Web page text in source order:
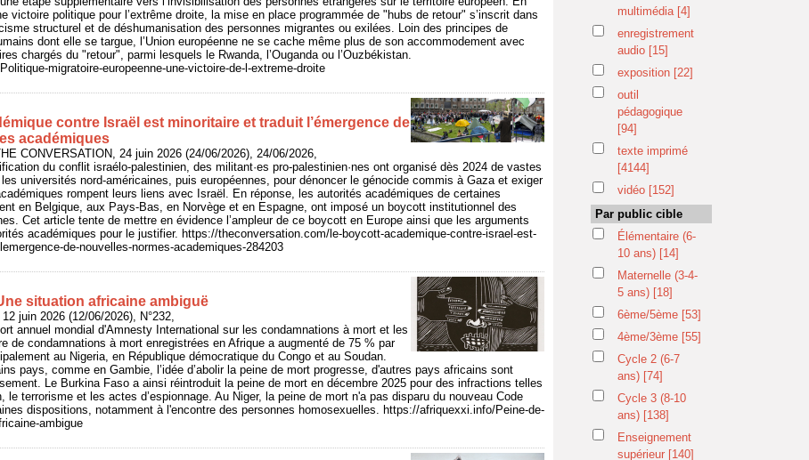
victoire politique pour l’extrême droite, la mise en place programmée de "hubs de retour" s’inscrit dans
structurel et de déshumanisation des personnes migrantes ou exilées. Loin des principes de
dont elle se targue, l’Union européenne ne se cache même plus de son accommodement avec
chargés du "retour", parmi lesquels le Rwanda, l’Ouganda ou l’Ouzbékistan.
migratoire-europeenne-une-victoire-de-l-extreme-droite
contre Israël est minoritaire et traduit l’émergence de
académiques
CONVERSATION, 24 juin 2026 (24/06/2026), 24/06/2026,
du conflit israélo-palestinien, des militant·es pro-palestinien·nes ont organisé dès 2024 de vastes
universités nord-américaines, puis européennes, pour dénoncer le génocide commis à Gaza et exiger
rompent leurs liens avec Israël. En réponse, les autorités académiques de certaines
en Belgique, aux Pays-Bas, en Norvège et en Espagne, ont imposé un boycott institutionnel des
Cet article tente de mettre en évidence l’ampleur de ce boycott en Europe ainsi que les arguments
académiques pour le justifier. https://theconversation.com/le-boycott-academique-contre-israel-est-
de-nouvelles-normes-academiques-284203
situation africaine ambiguë
juin 2026 (12/06/2026), N°232,
annuel mondial d'Amnesty International sur les condamnations à mort et les
de condamnations à mort enregistrées en Afrique a augmenté de 75 % par
au Nigeria, en République démocratique du Congo et au Soudan.
pays, comme en Gambie, l’idée d’abolir la peine de mort progresse, d'autres pays africains sont
Le Burkina Faso a ainsi réintroduit la peine de mort en décembre 2025 pour des infractions telles
le terrorisme et les actes d’espionnage. Au Niger, la peine de mort n'a pas disparu du nouveau Code
dispositions, notamment à l'encontre des personnes homosexuelles. https://afriquexxi.info/Peine-de-
ambigue
multimédia [4]
enregistrement
audio [15]
exposition [22]
outil
pédagogique
[94]
texte imprimé
[4144]
vidéo [152]
Par public cible
Élémentaire (6-
10 ans) [14]
Maternelle (3-4-
5 ans) [18]
6ème/5ème [53]
4ème/3ème [55]
Cycle 2 (6-7
ans) [74]
Cycle 3 (8-10
ans) [138]
Enseignement
supérieur [140]